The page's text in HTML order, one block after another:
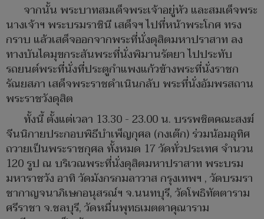
จากนั้น พระบาทสมเด็จพระเจ้าอยู่หัว และสมเด็จพระ
นางเจ้าฯ พระบรมราชินี เสด็จฯ ไปที่หน้าพระโกศ ทรง
กราบ แล้วเสด็จออกจากพระที่นั่งดุสิตมหาปราสาท ลง
ทางบันไดมุขกระสันพระที่นั่งพิมานรัตยา ไปประทับ
รถยนต์พระที่นั่งที่ประตูกำแพงแก้วข้างพระที่นั่งราชก
รัณยสภา เสด็จพระราชดำเนินกลับ พระที่นั่งอัมพรสถาน
พระราชวังดุสิต
ทั้งนี้ ตั้งแต่เวลา 13.30 - 23.00 น. บรรพชิตคณะสงฆ์
จีนนิกายประกอบพิธีบำเพ็ญกุศล (กงเต๊ก) ร่วมน้อมอุทิศ
ถวายเป็นพระราชกุศล ทั้งหมด 17 วัดทั่วประเทศ จำนวน
120 รูป ณ บริเวณพระที่นั่งดุสิตมหาปราสาท พระบรม
มหาราชวัง อาทิ วัดมังกรกมลาวาส กรุงเทพฯ , วัดบรมรา
ชากาญจนาภิเษกอนุสรณ์ฯ จ.นนทบุรี, วัดโพธิทัตตาราม
ศรีราชา จ.ชลบุรี, วัดหมื่นพุทธเมตตาคุณาราม